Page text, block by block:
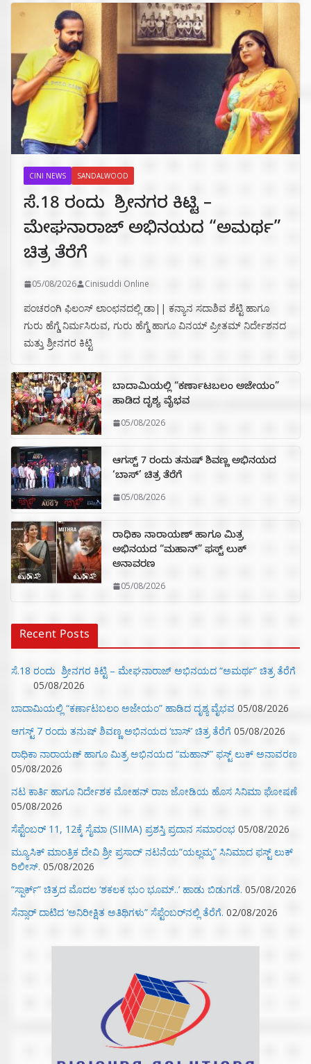
CINI NEWS SANDALWOOD
ಸೆ.18 ರಂದು ಶ್ರೀನಗರ ಕಿಟ್ಟಿ –
ಮೇಘನಾರಾಜ್ ಅಭಿನಯದ “ಅಮರ್ಥ”
ಚಿತ್ರ ತೆರೆಗೆ
05/08/2026 Cinisuddi Online
ಪಂಚರಂಗಿ ಫಿಲಂಸ್ ಲಾಂಛನದಲ್ಲಿ ಡಾ|| ಕನ್ಯಾನ ಸದಾಶಿವ ಶೆಟ್ಟಿ ಹಾಗೂ
ಗುರು ಹೆಗ್ಡೆ ನಿರ್ಮಸಿರುವ, ಗುರು ಹೆಗ್ಡೆ ಹಾಗೂ ವಿನಯ್ ಪ್ರೀತಮ್ ನಿರ್ದೇಶನದ
ಮತ್ತು ಶ್ರೀನಗರ ಕಿಟ್ಟಿ
ಬಾದಾಮಿಯಲ್ಲಿ “ಕರ್ಣಾಟಬಲಂ ಅಜೇಯಂ”
ಹಾಡಿದ ದೃಶ್ಯ ವೈಭವ
05/08/2026
ಆಗಸ್ಟ್ 7 ರಂದು ತನುಷ್ ಶಿವಣ್ಣ ಅಭಿನಯದ
‘ಬಾಸ್’ ಚಿತ್ರ ತೆರೆಗೆ
05/08/2026
ರಾಧಿಕಾ ನಾರಾಯಣ್ ಹಾಗೂ ಮಿತ್ರ
ಅಭಿನಯದ “ಮಹಾನ್” ಫಸ್ಟ್ ಲುಕ್
ಅನಾವರಣ
05/08/2026
Recent Posts
ಸೆ.18 ರಂದು ಶ್ರೀನಗರ ಕಿಟ್ಟಿ – ಮೇಘನಾರಾಜ್ ಅಭಿನಯದ “ಅಮರ್ಥ” ಚಿತ್ರ ತೆರೆಗೆ
05/08/2026
ಬಾದಾಮಿಯಲ್ಲಿ “ಕರ್ಣಾಟಬಲಂ ಅಜೇಯಂ” ಹಾಡಿದ ದೃಶ್ಯ ವೈಭವ 05/08/2026
ಆಗಸ್ಟ್ 7 ರಂದು ತನುಷ್ ಶಿವಣ್ಣ ಅಭಿನಯದ ‘ಬಾಸ್’ ಚಿತ್ರ ತೆರೆಗೆ 05/08/2026
ರಾಧಿಕಾ ನಾರಾಯಣ್ ಹಾಗೂ ಮಿತ್ರ ಅಭಿನಯದ “ಮಹಾನ್” ಫಸ್ಟ್ ಲುಕ್ ಅನಾವರಣ
05/08/2026
ನಟ ಕಾರ್ತಿ ಹಾಗೂ ನಿರ್ದೇಶಕ ಮೋಹನ್ ರಾಜ ಜೋಡಿಯ ಹೊಸ ಸಿನಿಮಾ ಘೋಷಣೆ
05/08/2026
ಸೆಪ್ಟೆಂಬರ್ 11, 12ಕ್ಕೆ ಸೈಮಾ (SIIMA) ಪ್ರಶಸ್ತಿ ಪ್ರದಾನ ಸಮಾರಂಭ 05/08/2026
ಮ್ಯೂಸಿಕ್‌ ಮಾಂತ್ರಿಕ ದೇವಿ ಶ್ರೀ ಪ್ರಸಾದ್ ನಟನೆಯ”ಯಲ್ಲಮ್ಮ” ಸಿನಿಮಾದ ಫಸ್ಟ್‌ ಲುಕ್‌
ರಿಲೀಸ್. 05/08/2026
“ಸ್ಪಾರ್ಕ್” ಚಿತ್ರದ ಮೊದಲ‌ ‘ಶಕಲಕ ಭುಂ‌ ಭೂಮ್..’ ಹಾಡು ಬಿಡುಗಡೆ. 05/08/2026
ಸೆನ್ಸಾರ್ ದಾಟಿದ ‘ಅನಿರೀಕ್ಷಿತ ಅತಿಥಿಗಳು” ಸೆಪ್ಟೆಂಬರ್‌ನಲ್ಲಿ ತೆರೆಗೆ. 02/08/2026